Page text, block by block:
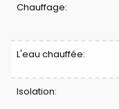
Chauffage:
L'eau chauffée:
Isolation: